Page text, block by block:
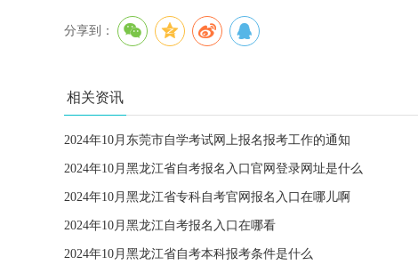
分享到：
相关资讯
2024年10月东莞市自学考试网上报名报考工作的通知
2024年10月黑龙江省自考报名入口官网登录网址是什么
2024年10月黑龙江省专科自考官网报名入口在哪儿啊
2024年10月黑龙江自考报名入口在哪看
2024年10月黑龙江省自考本科报考条件是什么